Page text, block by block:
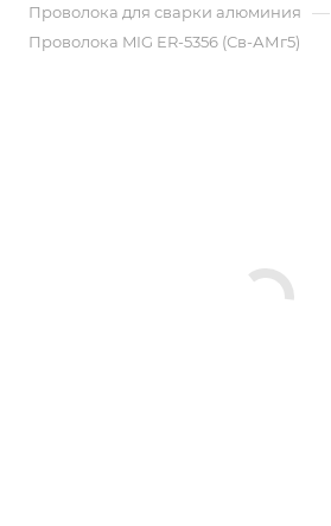
Проволока для сварки алюминия —
Проволока MIG ER-5356 (Св-АМг5)